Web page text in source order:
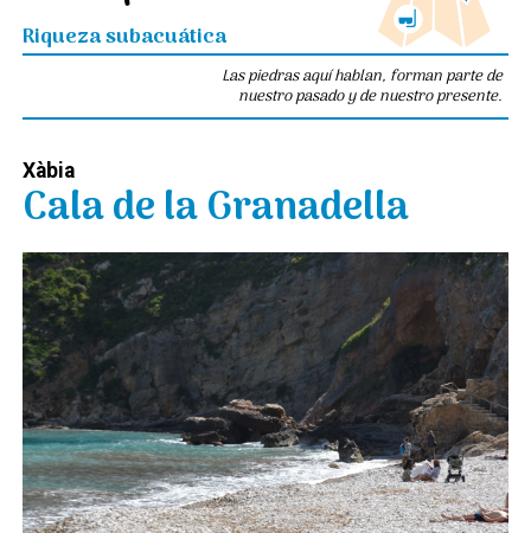
Riqueza subacuática
Las piedras aquí hablan, forman parte de
nuestro pasado y de nuestro presente.
Xàbia
Cala de la Granadella